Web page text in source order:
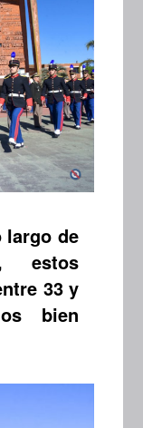
largo de
estos
33 y
bien